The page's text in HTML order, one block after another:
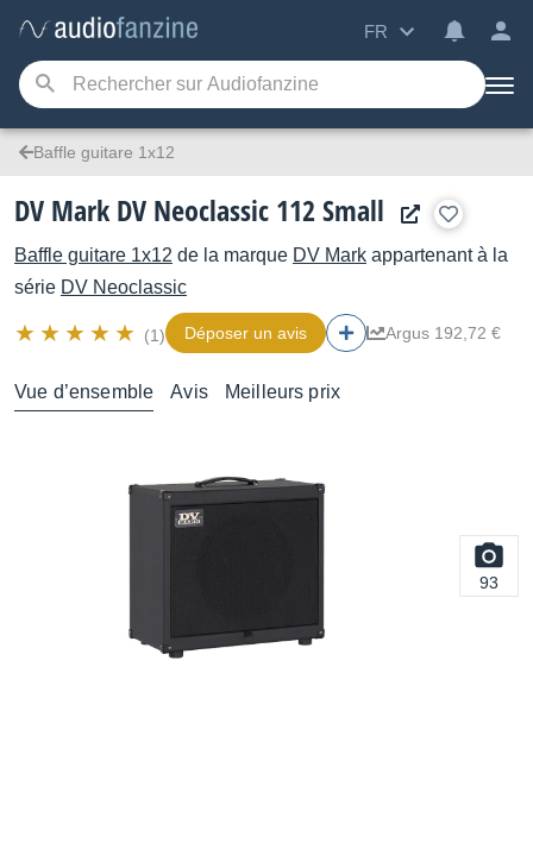
FR
Baffle guitare 1x12
DV Mark DV Neoclassic 112 Small
Baffle guitare 1x12 de la marque DV Mark appartenant à la
série DV Neoclassic
(1) Déposer un avis Argus 192,72 €
Vue d’ensemble Avis Meilleurs prix
93